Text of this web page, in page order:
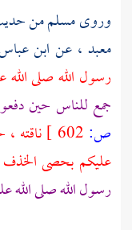
وروىمسلممن
معبد ، عن ابن
رسول الله صلى الله
جمع للناس حين
ص:
ناقته
عليكم بحصى
رسول الله صلى الله